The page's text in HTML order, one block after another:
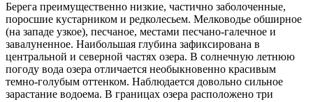
Берега преимущественно низкие, частично заболоченные,
поросшие кустарником и редколесьем. Мелководье обширное
(на западе узкое), песчаное, местами песчано-галечное и
завалуненное. Наибольшая глубина зафиксирована в
центральной и северной частях озера. В солнечную летнюю
погоду вода озера отличается необыкновенно красивым
темно-голубым оттенком. Наблюдается довольно сильное
зарастание водоема. В границах озера расположено три